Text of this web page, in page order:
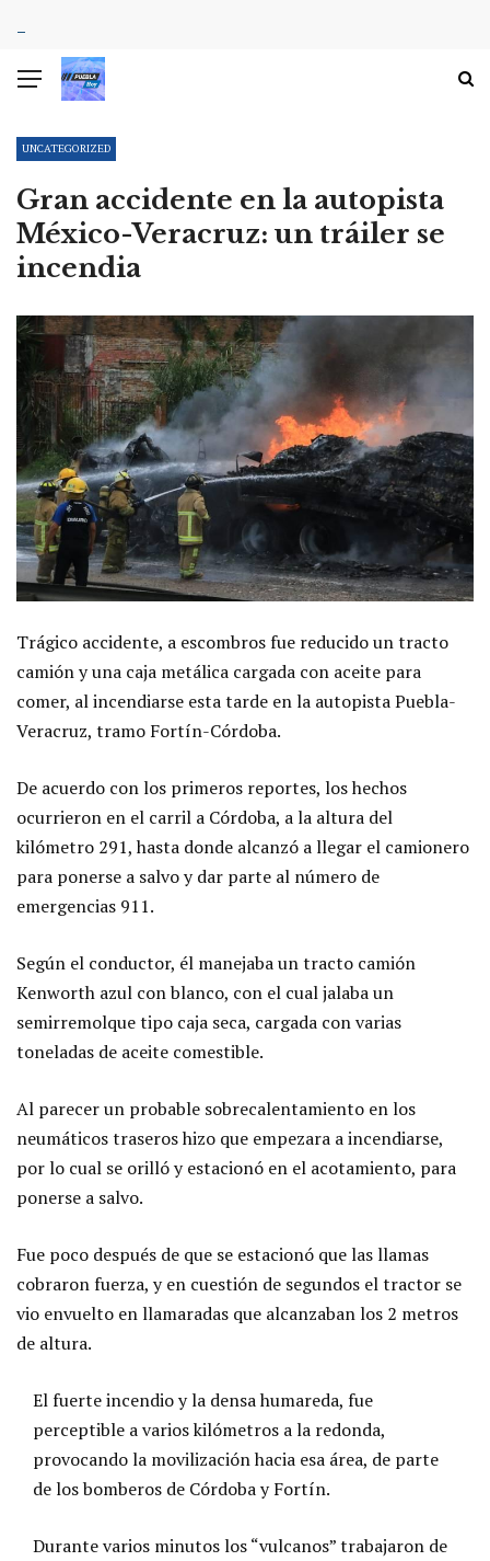
UNCATEGORIZED
Gran accidente en la autopista
México-Veracruz: un tráiler se
incendia
Trágico accidente, a escombros fue reducido un tracto
camión y una caja metálica cargada con aceite para
comer, al incendiarse esta tarde en la autopista Puebla-
Veracruz, tramo Fortín-Córdoba.
De acuerdo con los primeros reportes, los hechos
ocurrieron en el carril a Córdoba, a la altura del
kilómetro 291, hasta donde alcanzó a llegar el camionero
para ponerse a salvo y dar parte al número de
emergencias 911.
Según el conductor, él manejaba un tracto camión
Kenworth azul con blanco, con el cual jalaba un
semirremolque tipo caja seca, cargada con varias
toneladas de aceite comestible.
Al parecer un probable sobrecalentamiento en los
neumáticos traseros hizo que empezara a incendiarse,
por lo cual se orilló y estacionó en el acotamiento, para
ponerse a salvo.
Fue poco después de que se estacionó que las llamas
cobraron fuerza, y en cuestión de segundos el tractor se
vio envuelto en llamaradas que alcanzaban los 2 metros
de altura.
El fuerte incendio y la densa humareda, fue
perceptible a varios kilómetros a la redonda,
provocando la movilización hacia esa área, de parte
de los bomberos de Córdoba y Fortín.
Durante varios minutos los “vulcanos” trabajaron de